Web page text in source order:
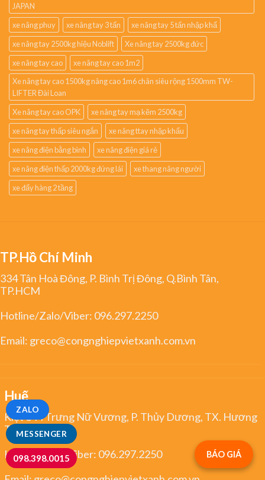
MESSENGER
ZALO
098.398.0015
JAPAN
xe nâng phuy
xe nâng tay 3 tấn
xe nâng tay 5 tấn nhập khẩ
xe nâng tay 2500kg hiệu Noblift
Xe nâng tay 2500kg đức
xe nâng tay cao
xe nâng tay cao 1m2
Xe nâng tay cao 1500kg nâng cao 1m6 chân siêu rộng 1500mm TW-
LIFTER Đài Loan
Xe nâng tay cao OPK
xe nâng tay mạ kẽm 2500kg
xe nâng tay thấp siêu ngắn
xe nâng ttay nhập khẩu
xe nâng điện bằng bình
xe nâng điện giá rẻ
xe nâng điện thấp 2000kg đứng lái
xe thang nâng người
xe đẩy hàng 2 tầng
TP.Hồ Chí Minh
334 Tân Hoà Đông, P. Bình Trị Đông, Q.Bình Tân,
TP.HCM
Hotline/Zalo/Viber: 096.297.2250
Email: greco@congnghiepvietxanh.com.vn
Huế
Kiệt 344 Trưng Nữ Vương, P. Thủy Dương, TX. Hương
Thủy, Huế
Hotline/Zalo/Viber: 096.297.2250
BÁO GIÁ